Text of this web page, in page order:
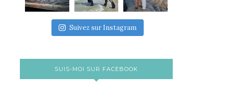
Suivez sur Instagram
SUIS-MOI SUR FACEBOOK